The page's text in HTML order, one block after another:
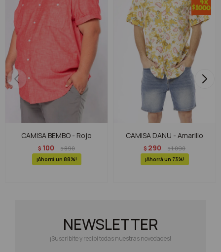
CAMISA BEMBO - Rojo
$ 100 $890
88
CAMISA DANU - Amarillo
$ 290 $1.090
73
NEWSLETTER
¡Suscribite y recibí todas nuestras novedades!